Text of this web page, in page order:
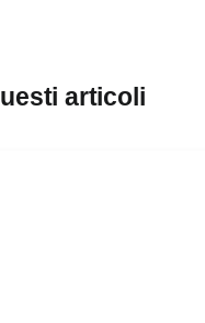
articoli